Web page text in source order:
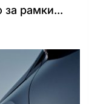
за рамки...